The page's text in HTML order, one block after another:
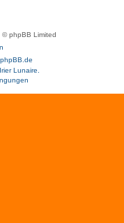
phpBB Limited
phpBB.de
Lunaire.